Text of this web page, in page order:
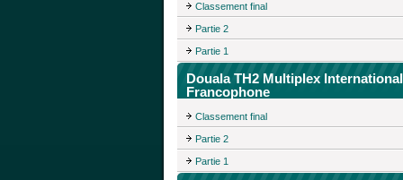
Classement final
Partie 2
Partie 1
Douala TH2 Multiplex International
Francophone
Classement final
Partie 2
Partie 1